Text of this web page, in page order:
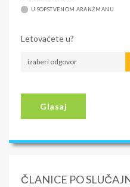
U SOPSTVENOM ARANŽMANU
Letovaćete u?
izaberi odgovor
Glasaj
ČLANICE PO